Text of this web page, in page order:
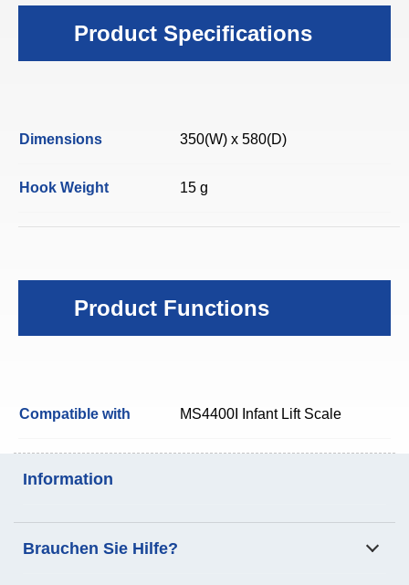
Product Specifications
Dimensions 350(W) x 580(D)
Hook Weight 15 g
Product Functions
Compatible with MS4400I Infant Lift Scale
Information
Körperzusammensetzung
Brauchen Sie Hilfe?